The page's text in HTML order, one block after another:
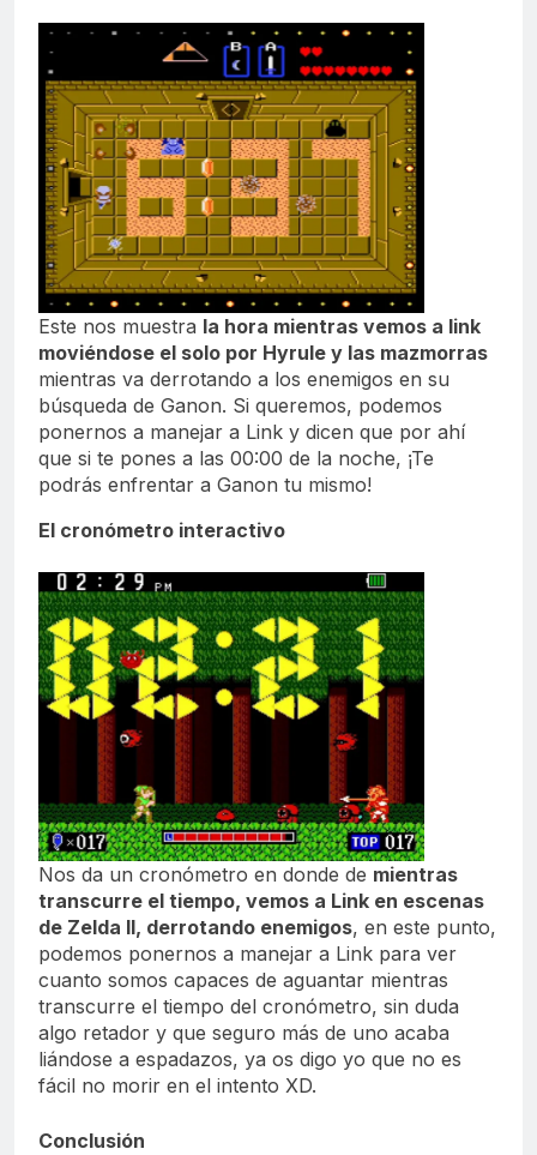
Este nos muestra la hora mientras vemos a link
moviéndose el solo por Hyrule y las mazmorras
mientras va derrotando a los enemigos en su
búsqueda de Ganon. Si queremos, podemos
ponernos a manejar a Link y dicen que por ahí
que si te pones a las 00:00 de la noche, ¡Te
podrás enfrentar a Ganon tu mismo!
El cronómetro interactivo
Nos da un cronómetro en donde de mientras
transcurre el tiempo, vemos a Link en escenas
de Zelda II, derrotando enemigos, en este punto,
podemos ponernos a manejar a Link para ver
cuanto somos capaces de aguantar mientras
transcurre el tiempo del cronómetro, sin duda
algo retador y que seguro más de uno acaba
liándose a espadazos, ya os digo yo que no es
fácil no morir en el intento XD.
Conclusión